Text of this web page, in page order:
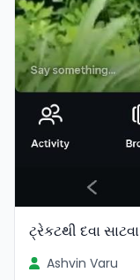
ટ્રેકટથી દવા સાટવા
Ashvin Varu